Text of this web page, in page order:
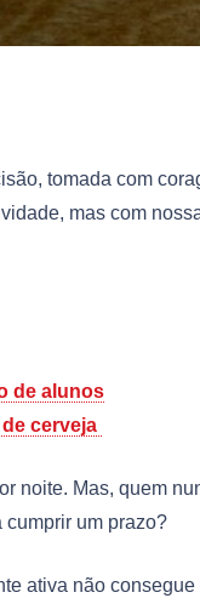
tomada com
mas com
de alunos
cerveja
noite. Mas, quem
cumprir um prazo?
ativa não